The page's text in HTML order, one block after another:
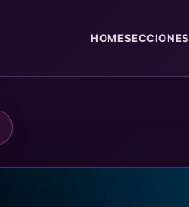
HOMESECCIONES